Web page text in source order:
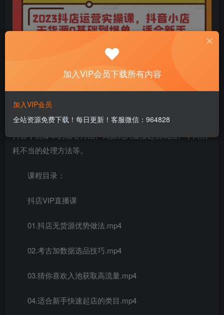
主要内容包括：抖店基础操作篇、抖店无货源优势做
法，小店入驻完整操作流程、精选联盟教你如何设置分佣、
抖音小店爆单的核心方法、高效无人直播起店玩法、千川消
耗不当的处理方法等。
课程目录：
抖店VIP直播课
01.抖店无货源优势做法.mp4
02.考古加数据选品技巧.mp4
03.猜你喜欢入池获取高流量.mp4
04.适合新手快速起店的类目.mp4
加入VIP会员下载所有内容
加入VIP会员
全站资源免费下载！每日更新！客服微信：964828